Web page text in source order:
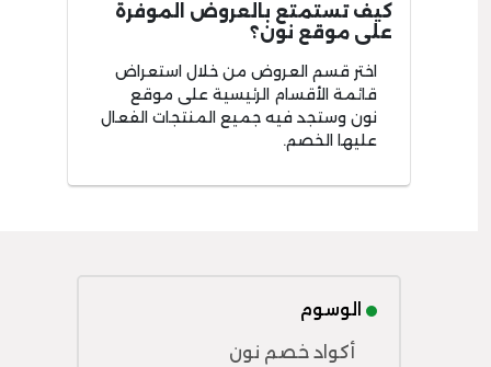
كيف تستمتع بالعروض الموفرة
على موقع نون؟
اختر قسم العروض من خلال استعراض
قائمة الأقسام الرئيسية على موقع
نون وستجد فيه جميع المنتجات الفعال
عليها الخصم.
الوسوم
أكواد خصم نون